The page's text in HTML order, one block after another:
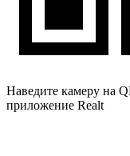
Наведите камеру на
приложение Realt